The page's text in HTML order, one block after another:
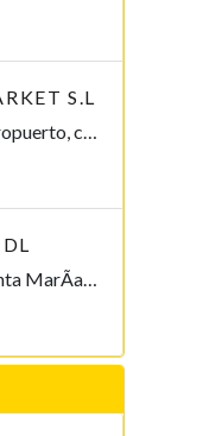
S.L
C/Autovía Aeropuerto, complejo siglo XXI, 2nda Planta. Telf.: 222 277 846 Malabo, Bioko Norte, Guinea Ecuatorial. Malabo, Bioko Norte 00240, Guinea Ecuatorial
Entrada de Santa MarÃ­a I, esquina Hassan II. Malabo, Bioko Norte , Guinea Ecuatorial